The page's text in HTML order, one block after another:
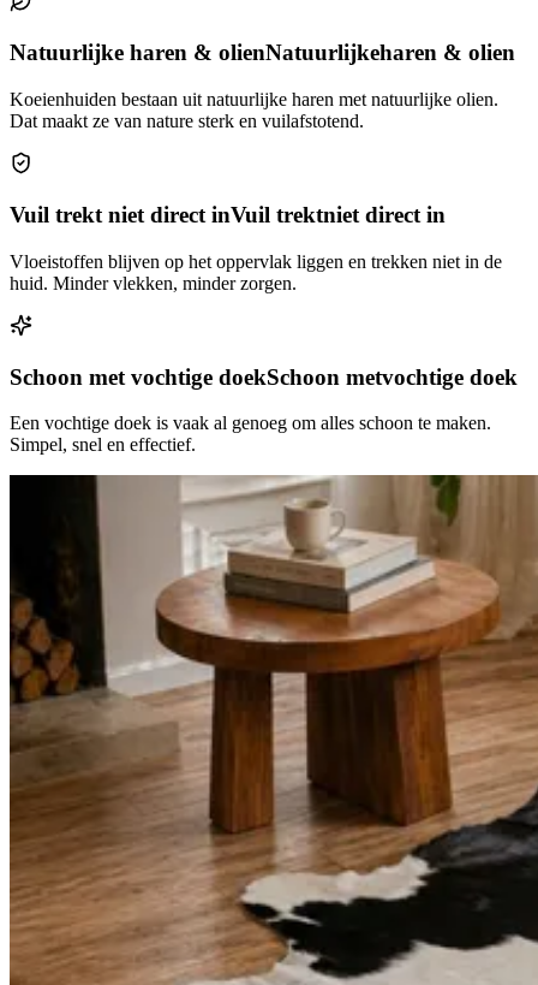
Natuurlijke haren & olienNatuurlijkeharen & olien
Koeienhuiden bestaan uit natuurlijke haren met natuurlijke olien.
Dat maakt ze van nature sterk en vuilafstotend.
Vuil trekt niet direct inVuil trektniet direct in
Vloeistoffen blijven op het oppervlak liggen en trekken niet in de
huid. Minder vlekken, minder zorgen.
Schoon met vochtige doekSchoon metvochtige doek
Een vochtige doek is vaak al genoeg om alles schoon te maken.
Simpel, snel en effectief.